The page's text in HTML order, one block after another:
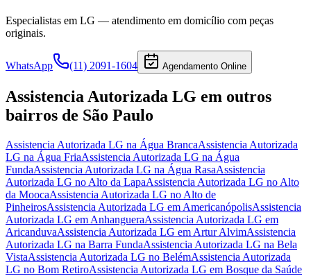
Especialistas em LG — atendimento em domicílio com peças
originais.
WhatsApp (11) 2091-1604 Agendamento Online
Assistencia Autorizada LG em outros
bairros de São Paulo
Assistencia Autorizada LG na Água BrancaAssistencia Autorizada
LG na Água FriaAssistencia Autorizada LG na Água
FundaAssistencia Autorizada LG na Água RasaAssistencia
Autorizada LG no Alto da LapaAssistencia Autorizada LG no Alto
da MoocaAssistencia Autorizada LG no Alto de
PinheirosAssistencia Autorizada LG em AmericanópolisAssistencia
Autorizada LG em AnhangueraAssistencia Autorizada LG em
AricanduvaAssistencia Autorizada LG em Artur AlvimAssistencia
Autorizada LG na Barra FundaAssistencia Autorizada LG na Bela
VistaAssistencia Autorizada LG no BelémAssistencia Autorizada
LG no Bom RetiroAssistencia Autorizada LG em Bosque da Saúde